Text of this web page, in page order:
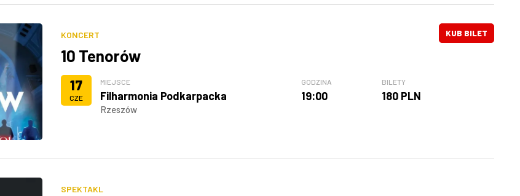
KONCERT
10 Tenorów
17
CZE
MIEJSCE
Filharmonia Podkarpacka
Rzeszów
GODZINA
19:00
BILETY
180 PLN
KUB BILET
SPEKTAKL